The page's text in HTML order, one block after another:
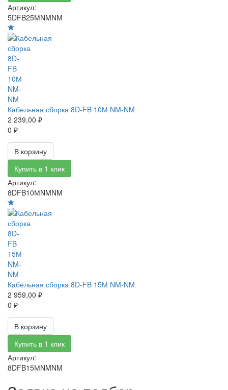
Артикул:
5DFB25МNMNM
Кабельная сборка 8D-FB 10М NM-NM
2 239,00 ₽
0 ₽
В корзину
Купить в 1 клик
Артикул:
8DFB10МNMNM
Кабельная сборка 8D-FB 15М NM-NM
2 959,00 ₽
0 ₽
В корзину
Купить в 1 клик
Артикул:
8DFB15МNMNM